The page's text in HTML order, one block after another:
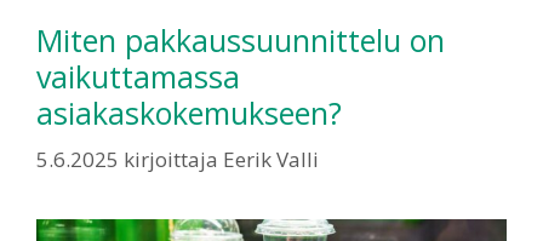
Miten pakkaussuunnittelu on
vaikuttamassa
asiakaskokemukseen?
5.6.2025 kirjoittaja Eerik Valli